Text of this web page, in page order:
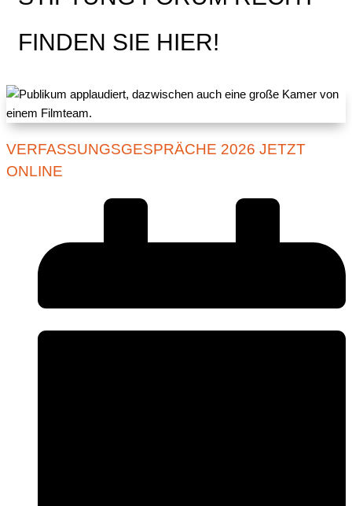
FINDEN SIE HIER!
VERFASSUNGSGESPRÄCHE 2026 JETZT
ONLINE